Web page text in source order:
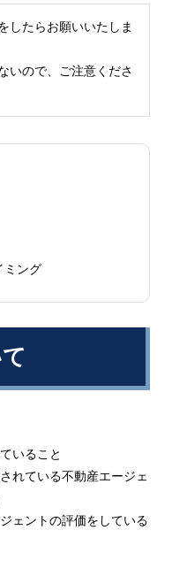
したらお願いいたしま
いので、ご注意くださ
ミング
いること
れている不動産エージェ
ェントの評価をしている